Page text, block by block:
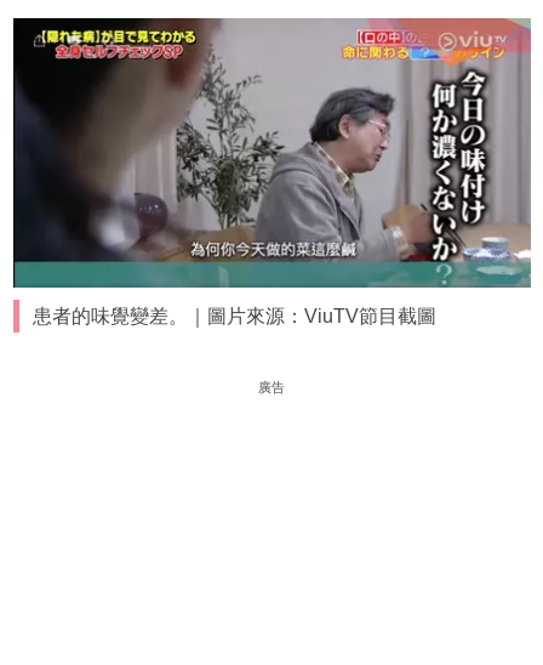
患者的味覺變差。｜圖片來源：ViuTV節目截圖
廣告